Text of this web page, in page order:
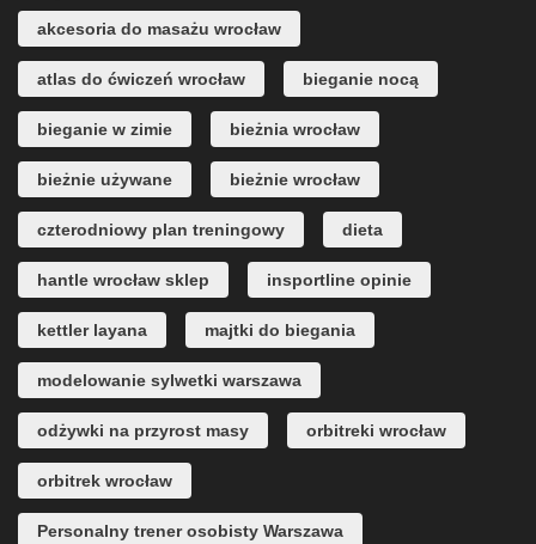
akcesoria do masażu wrocław
atlas do ćwiczeń wrocław bieganie nocą
bieganie w zimie bieżnia wrocław
bieżnie używane bieżnie wrocław
czterodniowy plan treningowy dieta
hantle wrocław sklep insportline opinie
kettler layana majtki do biegania
modelowanie sylwetki warszawa
odżywki na przyrost masy orbitreki wrocław
orbitrek wrocław
Personalny trener osobisty Warszawa